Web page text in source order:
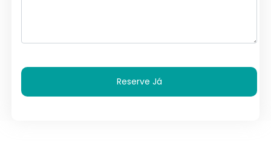
Reserve Já